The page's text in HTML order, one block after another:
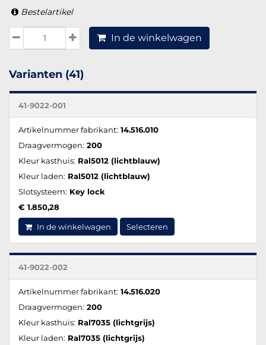
Bestelartikel
In de winkelwagen
Varianten (41)
41-9022-001
Artikelnummer fabrikant: 14.516.010
Draagvermogen: 200
Kleur kasthuis: Ral5012 (lichtblauw)
Kleur laden: Ral5012 (lichtblauw)
Slotsysteem: Key lock
€ 1.850,28
In de winkelwagen Selecteren
41-9022-002
Artikelnummer fabrikant: 14.516.020
Draagvermogen: 200
Kleur kasthuis: Ral7035 (lichtgrijs)
Kleur laden: Ral7035 (lichtgrijs)